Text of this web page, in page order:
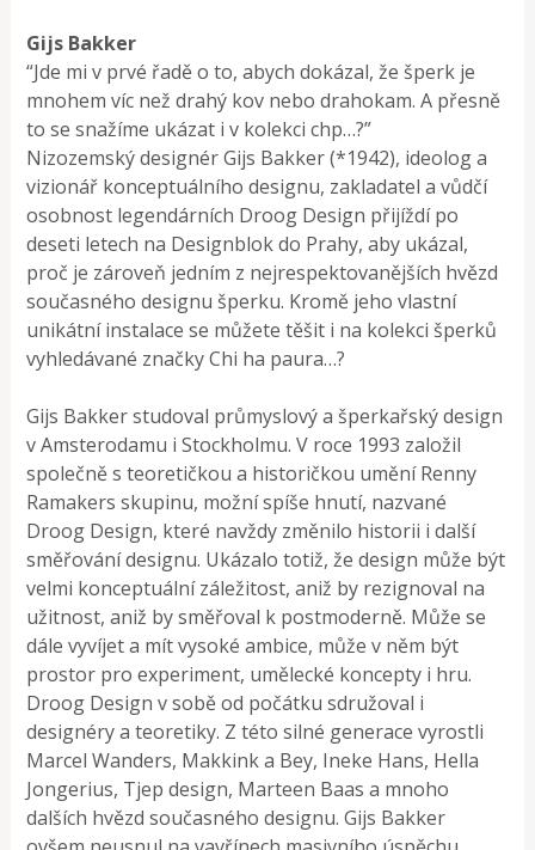
Gijs Bakker
“Jde mi v prvé řadě o to, abych dokázal, že šperk je
mnohem víc než drahý kov nebo drahokam. A přesně
to se snažíme ukázat i v kolekci chp…?”
Nizozemský designér Gijs Bakker (*1942), ideolog a
vizionář konceptuálního designu, zakladatel a vůdčí
osobnost legendárních Droog Design přijíždí po
deseti letech na Designblok do Prahy, aby ukázal,
proč je zároveň jedním z nejrespektovanějších hvězd
současného designu šperku. Kromě jeho vlastní
unikátní instalace se můžete těšit i na kolekci šperků
vyhledávané značky Chi ha paura…?
Gijs Bakker studoval průmyslový a šperkařský design
v Amsterodamu i Stockholmu. V roce 1993 založil
společně s teoretičkou a historičkou umění Renny
Ramakers skupinu, možní spíše hnutí, nazvané
Droog Design, které navždy změnilo historii i další
směřování designu. Ukázalo totiž, že design může být
velmi konceptuální záležitost, aniž by rezignoval na
užitnost, aniž by směřoval k postmoderně. Může se
dále vyvíjet a mít vysoké ambice, může v něm být
prostor pro experiment, umělecké koncepty i hru.
Droog Design v sobě od počátku sdružoval i
designéry a teoretiky. Z této silné generace vyrostli
Marcel Wanders, Makkink a Bey, Ineke Hans, Hella
Jongerius, Tjep design, Marteen Baas a mnoho
dalších hvězd současného designu. Gijs Bakker